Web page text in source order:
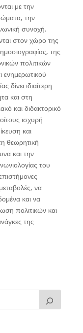
με την
την
συνοχή.
στον χώρο της
της
πολιτικών
ενημερωτικού
δίνει ιδιαίτερη
και στη
και διδακτορικό
ισχυρή
και
θεωρητική
και την
του
να
και να
πολιτικών και
της